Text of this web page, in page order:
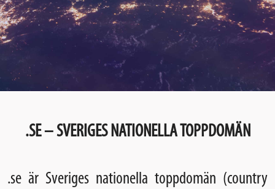
.SE – SVERIGES NATIONELLA TOPPDOMÄN
.se är Sveriges nationella toppdomän (country